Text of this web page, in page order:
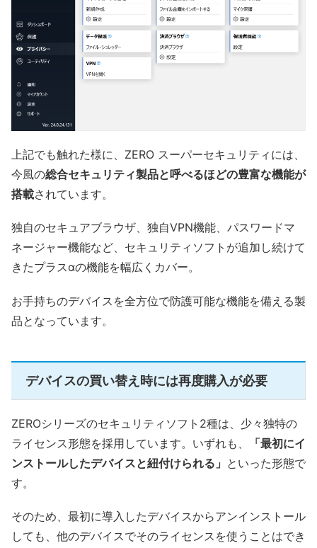
上記でも触れた様に、ZERO スーパーセキュリティには、
今風の総合セキュリティ製品と呼べるほどの豊富な機能が
搭載されています。
独自のセキュアブラウザ、独自VPN機能、パスワードマ
ネージャー機能など、セキュリティソフトが追加し続けて
きたプラスαの機能を幅広くカバー。
お手持ちのデバイスを全方位で防護可能な機能を備える製
品となっています。
デバイスの買い替え時には再度購入が必要
ZEROシリーズのセキュリティソフト2種は、少々独特の
ライセンス形態を採用しています。いずれも、
「最初にイ
ンストールしたデバイスと紐付けられる」 といった形態で
す。
そのため、最初に導入したデバイスからアンインストール
しても、他のデバイスでそのライセンスを使うことはでき